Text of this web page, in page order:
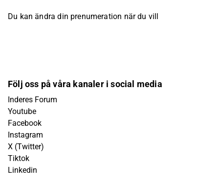
Du kan ändra din prenumeration när du vill
Följ oss på våra kanaler i social media
Inderes Forum
Youtube
Facebook
Instagram
X (Twitter)
Tiktok
Linkedin